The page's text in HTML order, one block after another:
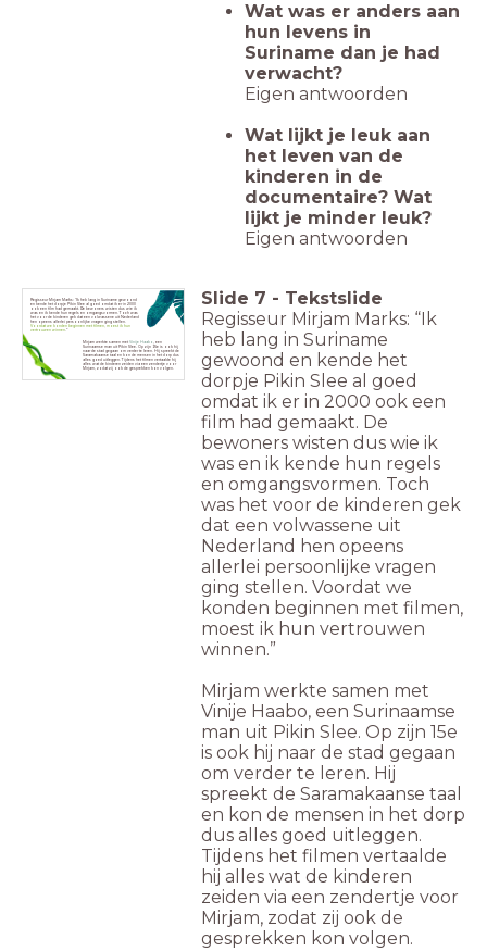
Wat was er anders aan
hun levens in
Suriname dan je had
verwacht?
Eigen antwoorden
Wat lijkt je leuk aan
het leven van de
kinderen in de
documentaire? Wat
lijkt je minder leuk?
Eigen antwoorden
Regisseur Mirjam Marks: “Ik heb lang in Suriname gewoond
en kende het dorpje Pikin Slee al goed omdat ik er in 2000
ook een film had gemaakt. De bewoners wisten dus wie ik
was en ik kende hun regels en omgangsvormen. Toch was
het voor de kinderen gek dat een volwassene uit Nederland
hen opeens allerlei persoonlijke vragen ging stellen.
Voordat we konden beginnen met filmen, moest ik hun
vertrouwen winnen.”
Mirjam werkte samen met Vinije Haabo , een
Surinaamse man uit Pikin Slee. Op zijn 15e is ook hij
naar de stad gegaan om verder te leren. Hij spreekt de
Saramakaanse taal en kon de mensen in het dorp dus
alles goed uitleggen. Tijdens het filmen vertaalde hij
alles wat de kinderen zeiden via een zendertje voor
Mirjam, zodat zij ook de gesprekken kon volgen.
Slide 7 - Tekstslide
Regisseur Mirjam Marks: “Ik
heb lang in Suriname
gewoond en kende het
dorpje Pikin Slee al goed
omdat ik er in 2000 ook een
film had gemaakt. De
bewoners wisten dus wie ik
was en ik kende hun regels
en omgangsvormen. Toch
was het voor de kinderen gek
dat een volwassene uit
Nederland hen opeens
allerlei persoonlijke vragen
ging stellen. Voordat we
konden beginnen met filmen,
moest ik hun vertrouwen
winnen.”
Mirjam werkte samen met
Vinije Haabo, een Surinaamse
man uit Pikin Slee. Op zijn 15e
is ook hij naar de stad gegaan
om verder te leren. Hij
spreekt de Saramakaanse taal
en kon de mensen in het dorp
dus alles goed uitleggen.
Tijdens het filmen vertaalde
hij alles wat de kinderen
zeiden via een zendertje voor
Mirjam, zodat zij ook de
gesprekken kon volgen.